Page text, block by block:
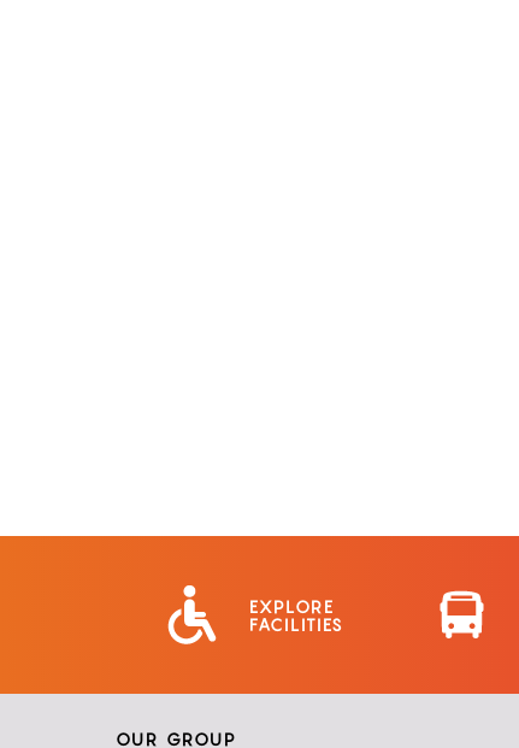
EXPLORE
FACILITIES
OUR GROUP